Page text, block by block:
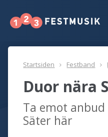
Startsiden Festband
Duor nära
Ta emot
Säter här